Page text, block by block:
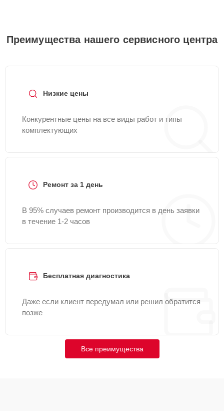
Преимущества нашего сервисного центра
Низкие цены
Конкурентные цены на все виды работ и типы
комплектующих
Ремонт за 1 день
В 95% случаев ремонт производится в день заявки
в течение 1-2 часов
Бесплатная диагностика
Даже если клиент передумал или решил обратится
позже
Все преимущества